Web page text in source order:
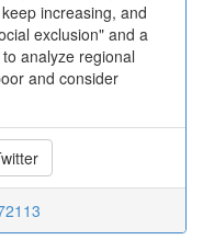
increasing, and
exclusion" and a
analyze regional
and consider